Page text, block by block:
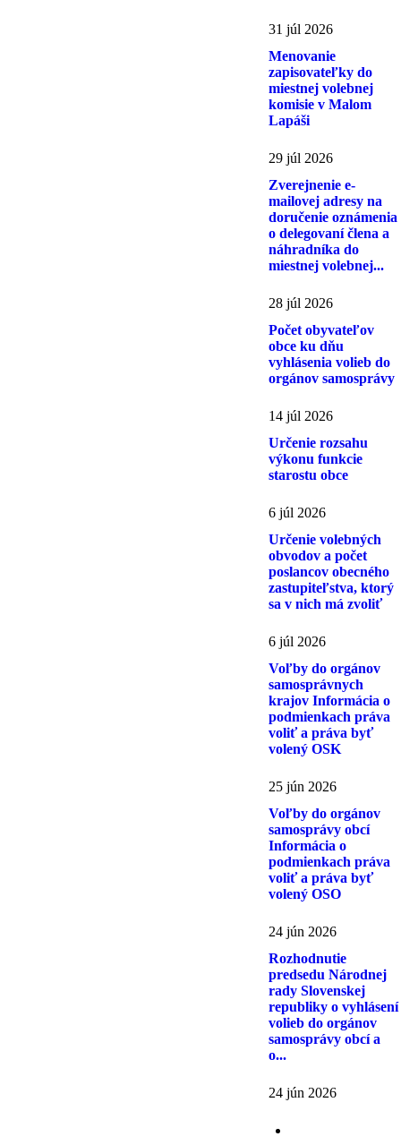
31 júl 2026
Menovanie
zapisovateľky do
miestnej volebnej
komisie v Malom
Lapáši
29 júl 2026
Zverejnenie e-
mailovej adresy na
doručenie oznámenia
o delegovaní člena a
náhradníka do
miestnej volebnej...
28 júl 2026
Počet obyvateľov
obce ku dňu
vyhlásenia volieb do
orgánov samosprávy
14 júl 2026
Určenie rozsahu
výkonu funkcie
starostu obce
6 júl 2026
Určenie volebných
obvodov a počet
poslancov obecného
zastupiteľstva, ktorý
sa v nich má zvoliť
6 júl 2026
Voľby do orgánov
samosprávnych
krajov Informácia o
podmienkach práva
voliť a práva byť
volený OSK
25 jún 2026
Voľby do orgánov
samosprávy obcí
Informácia o
podmienkach práva
voliť a práva byť
volený OSO
24 jún 2026
Rozhodnutie
predsedu Národnej
rady Slovenskej
republiky o vyhlásení
volieb do orgánov
samosprávy obcí a
o...
24 jún 2026